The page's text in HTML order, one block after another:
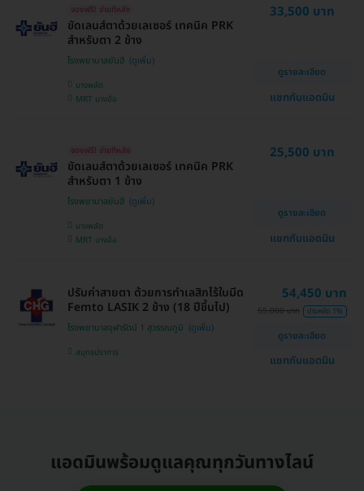
จองฟรี! จ่ายทีหลัง
ขัดเลนส์ตาด้วยเลเซอร์ เทคนิค PRK
สำหรับตา 2 ข้าง
โรงพยาบาลยันฮี
บางพลัด
MRT บางอ้อ
33,500 บาท
ดูรายละเอียด
แชทกับแอดมิน
จองฟรี! จ่ายทีหลัง
ขัดเลนส์ตาด้วยเลเซอร์ เทคนิค PRK
สำหรับตา 1 ข้าง
โรงพยาบาลยันฮี
บางพลัด
MRT บางอ้อ
25,500 บาท
ดูรายละเอียด
แชทกับแอดมิน
ปรับค่าสายตา ด้วยการทำเลสิกไร้ใบมีด
Femto LASIK 2 ข้าง (18 ปีขึ้นไป)
โรงพยาบาลจุฬารัตน์ 1 สุวรรณภูมิ
สมุทรปราการ
54,450 บาท
55,000 บาท ประหยัด 1%
ดูรายละเอียด
แชทกับแอดมิน
แอดมินพร้อมดูแลคุณทุกวันทางไลน์